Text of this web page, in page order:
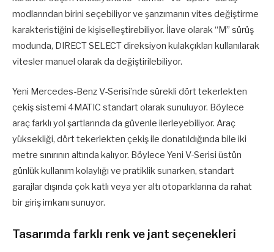
modlarından birini seçebiliyor ve şanzımanın vites değiştirme
karakteristiğini de kişiselleştirebiliyor. İlave olarak “M” sürüş
modunda, DIRECT SELECT direksiyon kulakçıkları kullanılarak
vitesler manuel olarak da değiştirilebiliyor.
Yeni Mercedes-Benz V-Serisi’nde sürekli dört tekerlekten
çekiş sistemi 4MATIC standart olarak sunuluyor. Böylece
araç farklı yol şartlarında da güvenle ilerleyebiliyor. Araç
yüksekliği, dört tekerlekten çekiş ile donatıldığında bile iki
metre sınırının altında kalıyor. Böylece Yeni V-Serisi üstün
günlük kullanım kolaylığı ve pratiklik sunarken, standart
garajlar dışında çok katlı veya yer altı otoparklarına da rahat
bir giriş imkanı sunuyor.
Tasarımda farklı renk ve jant seçenekleri